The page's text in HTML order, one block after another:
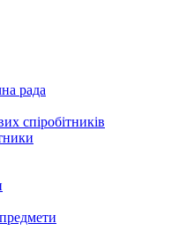
рада
спіробітників